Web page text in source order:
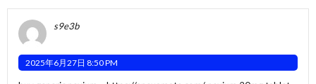
s9e3b
2025年6月27日 8:50 PM